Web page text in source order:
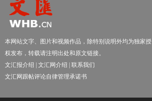
本网站文字、图片和视频作品，除特别说明外均为独家授
权发布，转载请注明出处和原文链接。
文汇报介绍
文汇网介绍
联系我们
文汇网跟帖评论自律管理承诺书